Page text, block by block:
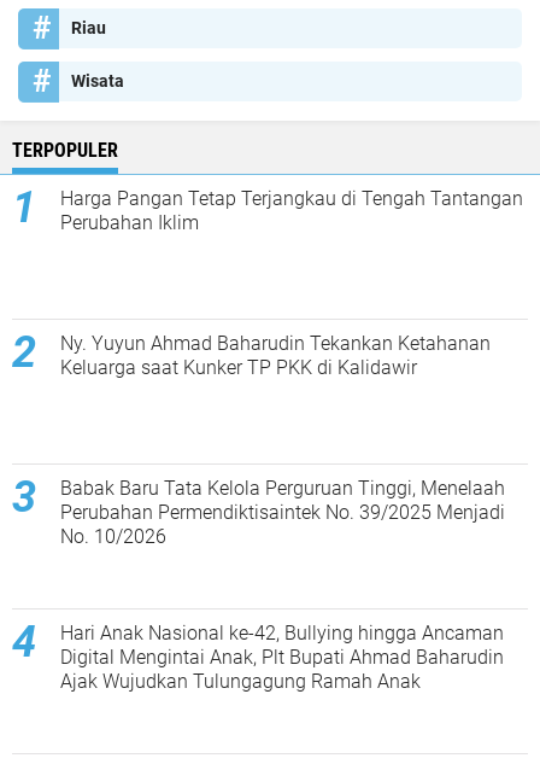
Riau
Wisata
TERPOPULER
Harga Pangan Tetap Terjangkau di Tengah Tantangan
Perubahan Iklim
Ny. Yuyun Ahmad Baharudin Tekankan Ketahanan
Keluarga saat Kunker TP PKK di Kalidawir
Babak Baru Tata Kelola Perguruan Tinggi, Menelaah
Perubahan Permendiktisaintek No. 39/2025 Menjadi
No. 10/2026
Hari Anak Nasional ke-42, Bullying hingga Ancaman
Digital Mengintai Anak, Plt Bupati Ahmad Baharudin
Ajak Wujudkan Tulungagung Ramah Anak